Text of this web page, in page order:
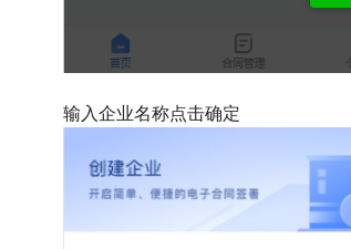
输入企业名称点击确定